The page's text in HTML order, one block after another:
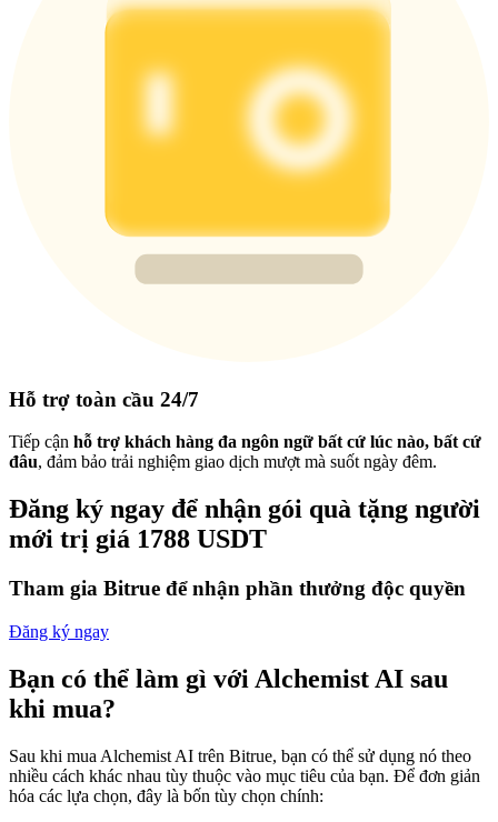
Hỗ trợ toàn cầu 24/7
Tiếp cận hỗ trợ khách hàng đa ngôn ngữ bất cứ lúc nào, bất cứ
đâu, đảm bảo trải nghiệm giao dịch mượt mà suốt ngày đêm.
Đăng ký ngay để nhận gói quà tặng người
mới trị giá 1788 USDT
Tham gia Bitrue để nhận phần thưởng độc quyền
Đăng ký ngay
Bạn có thể làm gì với Alchemist AI sau
khi mua?
Sau khi mua Alchemist AI trên Bitrue, bạn có thể sử dụng nó theo
nhiều cách khác nhau tùy thuộc vào mục tiêu của bạn. Để đơn giản
hóa các lựa chọn, đây là bốn tùy chọn chính: